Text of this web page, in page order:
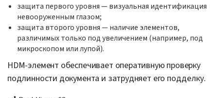
⁠защита первого уровня — визуальная идентификация
невооруженным глазом;
⁠защита второго уровня — наличие элементов,
различимых только под увеличением (например, под
микроскопом или лупой).
HDM-элемент обеспечивает оперативную проверку
подлинности документа и затрудняет его подделку.